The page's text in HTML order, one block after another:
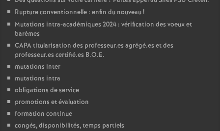
c
o
Rupture conventionnelle : enfin du nouveau!
Mutations intra-académiques 2024 : vérification des voeux et
barèmes
CAPAtitularisation des professeur.es agrégé.es et des
professeur.es certifié.es B.O.E.
mutations inter
mutations intra
obligations de service
promotions et évaluation
formation continue
congés, disponibilités, temps partiels